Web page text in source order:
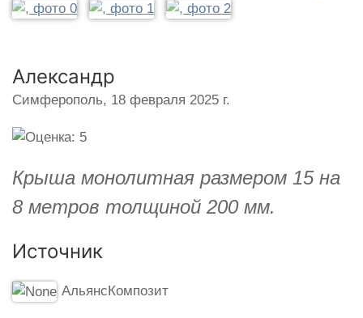
Александр
Симферополь, 18 февраля 2025 г.
Крыша монолитная размером 15 на
8 метров толщиной 200 мм.
Источник
АльянсКомпозит